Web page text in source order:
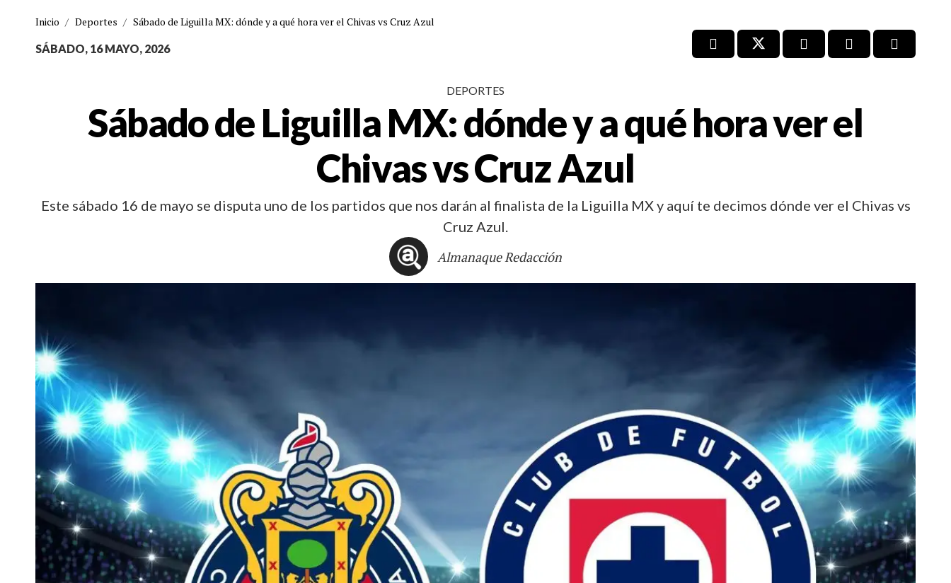
Inicio / Deportes / Sábado de Liguilla MX: dónde y a qué hora ver el Chivas vs Cruz Azul
SÁBADO, 16 MAYO, 2026
DEPORTES
Sábado de Liguilla MX: dónde y a qué hora ver el
Chivas vs Cruz Azul
Este sábado 16 de mayo se disputa uno de los partidos que nos darán al finalista de la Liguilla MX y aquí te decimos dónde ver el Chivas vs
Cruz Azul.
Almanaque Redacción